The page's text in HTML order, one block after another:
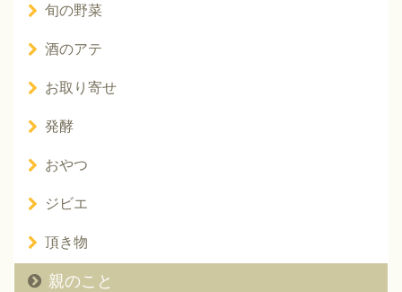
旬の野菜
酒のアテ
お取り寄せ
発酵
おやつ
ジビエ
頂き物
親のこと